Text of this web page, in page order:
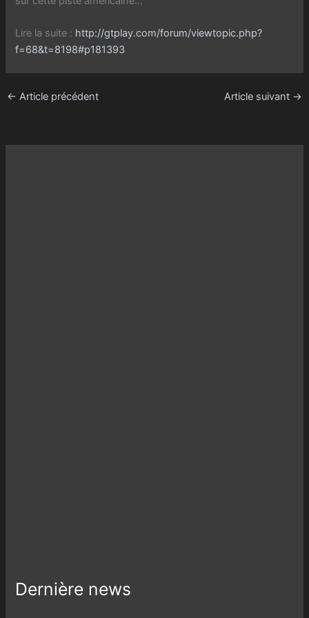
Lire la suite : http://gtplay.com/forum/viewtopic.php?
f=68&t=8198#p181393
← Article précédent Article suivant →
Dernière news